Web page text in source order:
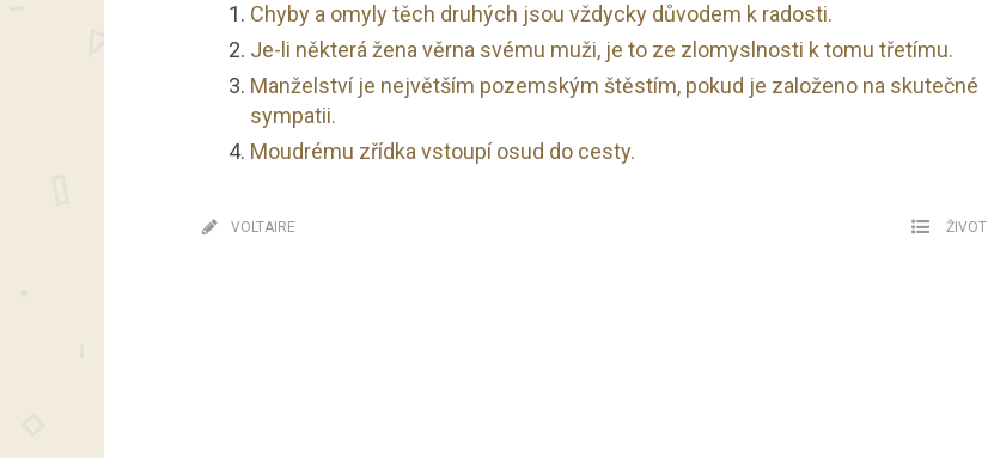
Chyby a omyly těch druhých jsou vždycky důvodem k radosti.
Je-li některá žena věrna svému muži, je to ze zlomyslnosti k tomu třetímu.
Manželství je největším pozemským štěstím, pokud je založeno na skutečné
sympatii.
Moudrému zřídka vstoupí osud do cesty.
VOLTAIRE ŽIVOT